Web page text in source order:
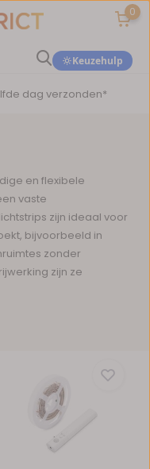
0
Keuzehulp
dag verzonden*
en flexibele
vaste
zijn ideaal voor
bijvoorbeeld in
zonder
zijn ze